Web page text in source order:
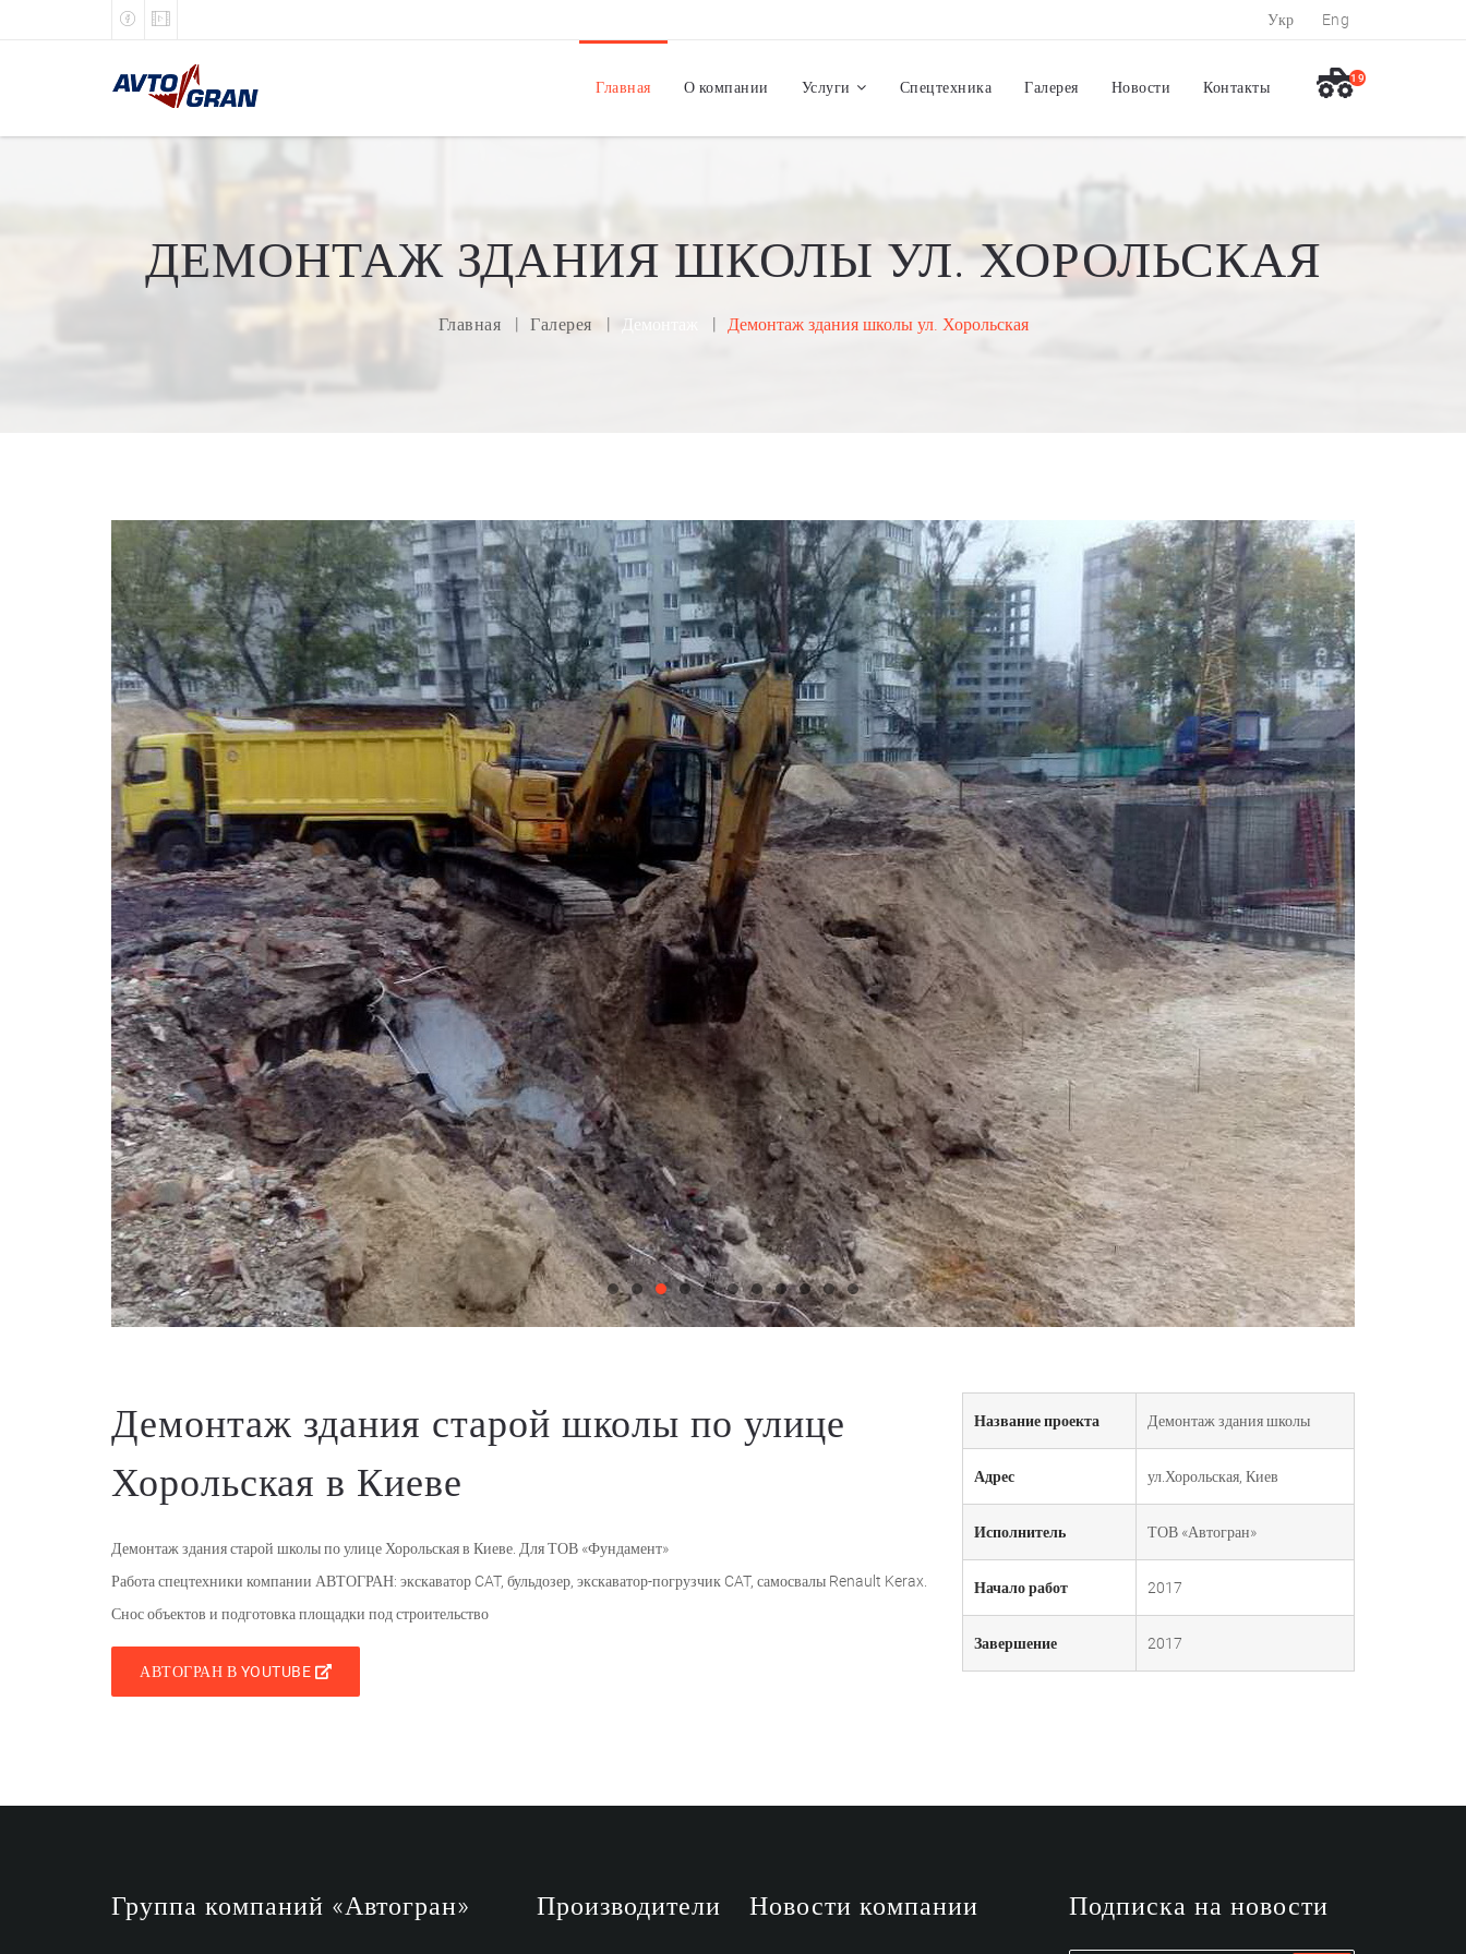
Укр Eng
19
Главная О компании Услуги Спецтехника Галерея Новости Контакты
ДЕМОНТАЖ ЗДАНИЯ ШКОЛЫ УЛ. ХОРОЛЬСКАЯ
Главная Галерея Демонтаж Демонтаж здания школы ул. Хорольская
Демонтаж здания старой школы по улице
Хорольская в Киеве
Демонтаж здания старой школы по улице Хорольская в Киеве. Для ТОВ «Фундамент»
Работа спецтехники компании АВТОГРАН: экскаватор CAT, бульдозер, экскаватор-погрузчик CAT, самосвалы Renault Kerax.
Снос объектов и подготовка площадки под строительство
АВТОГРАН В YOUTUBE
Название проекта Демонтаж здания школы
Адрес ул.Хорольская, Киев
Исполнитель ТОВ «Автогран»
Начало работ 2017
Завершение 2017
Группа компаний «Автогран» Производители Новости компании Подписка на новости